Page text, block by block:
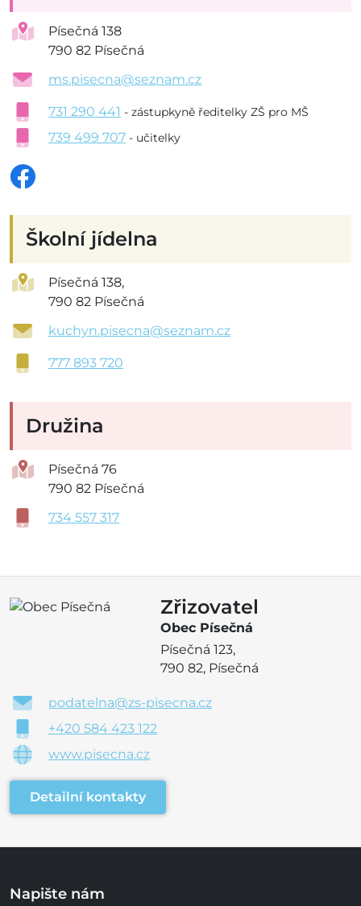
Písečná 138
790 82 Písečná
ms.pisecna@seznam.cz
731 290 441 - zástupkyně ředitelky ZŠ pro MŠ
739 499 707 - učitelky
Školní jídelna
Písečná 138,
790 82 Písečná
kuchyn.pisecna@seznam.cz
777 893 720
Družina
Písečná 76
790 82 Písečná
734 557 317
Zřizovatel
Obec Písečná
Písečná 123,
790 82, Písečná
podatelna@zs-pisecna.cz
+420 584 423 122
www.pisecna.cz
Detailní kontakty
Napište nám